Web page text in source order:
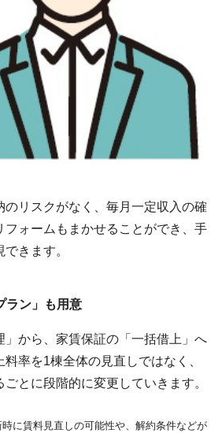
のリスクがなく、毎月一定収入の確
フォームもまかせることができ、手
きます。
ラン」も用意
」から、家賃保証の「一括借上」へ
率を1棟全体の見直しではなく、
とに段階的に変更していきます。
に賃料見直しの可能性や、解約条件などが